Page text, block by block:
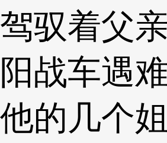
驾驭着父
阳战车遇
他的几个